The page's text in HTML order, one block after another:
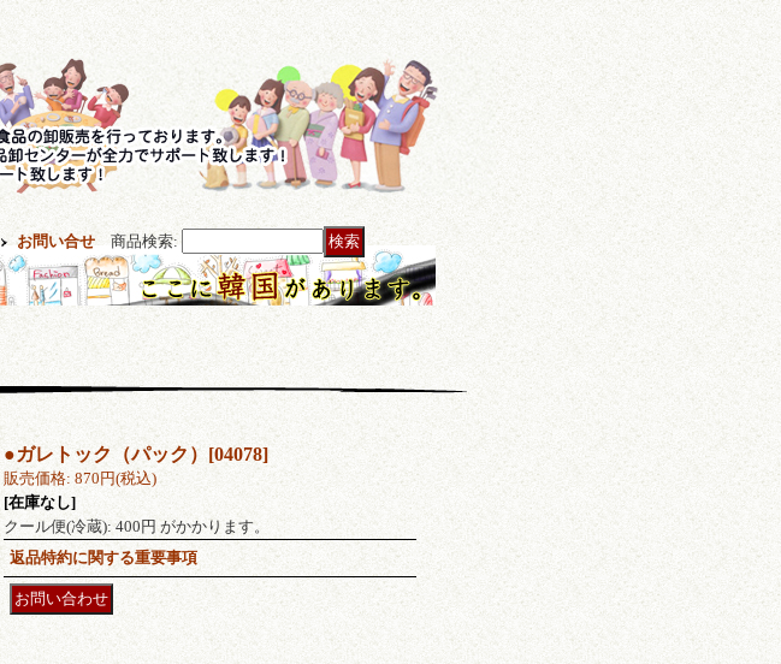
お問い合せ 商品検索:
●ガレトック（パック） [04078]
販売価格: 870円(税込)
[在庫なし]
クール便(冷蔵): 400円 がかかります。
返品特約に関する重要事項